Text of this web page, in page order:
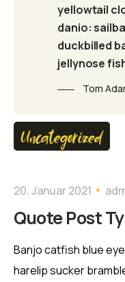
yellowtail
danio:
duckbilled
jellynose
Tom
Uncategorized
20. Januar 2021
Quote Post
Banjo catfish blue
harelip sucker